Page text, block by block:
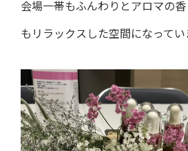
会場一帯もふんわりとアロマの
もリラックスした空間になってい